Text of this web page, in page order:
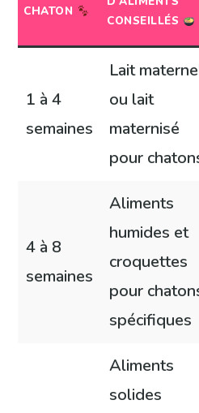
CHATON
CONSEILLÉS
1 à 4
semaines
Lait
ou lait
maternisé
pour
4 à 8
semaines
Aliments
humides et
croquettes
pour
spécifiques
Aliments
solides